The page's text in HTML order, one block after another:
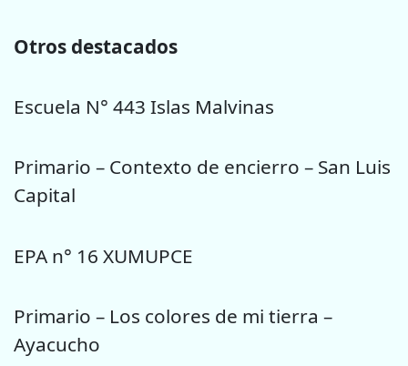
Otros destacados
Escuela N° 443 Islas Malvinas
Primario – Contexto de encierro – San Luis
Capital
EPA n° 16 XUMUPCE
Primario – Los colores de mi tierra –
Ayacucho